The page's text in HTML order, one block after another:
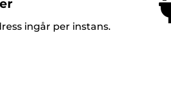
ingår per instans.